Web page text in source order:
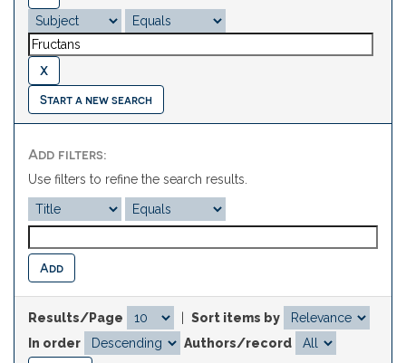
Start a new search
Add filters:
Use filters to refine the search results.
Results/Page
Sort items by
In order
Authors/record